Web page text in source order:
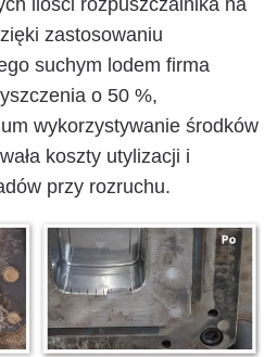
ilości rozpuszczalnika na
zastosowaniu
suchym lodem firma
o 50 %,
wykorzystywanie środków
koszty utylizacji i
przy rozruchu.